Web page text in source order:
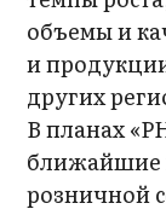
объемы и
и
других
В планах
ближайшие
розничной